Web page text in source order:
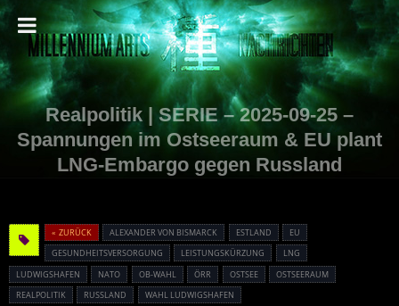
Realpolitik | SERIE – 2025-09-25 –
Spannungen im Ostseeraum & EU plant
LNG-Embargo gegen Russland
« ZURÜCK ALEXANDER VON BISMARCK ESTLAND
EU
GESUNDHEITSVERSORGUNG
LEISTUNGSKÜRZUNG
LNG
LUDWIGSHAFEN
NATO OB-WAHL ÖRR OSTSEE
OSTSEERAUM
REALPOLITIK
RUSSLAND WAHL LUDWIGSHAFEN